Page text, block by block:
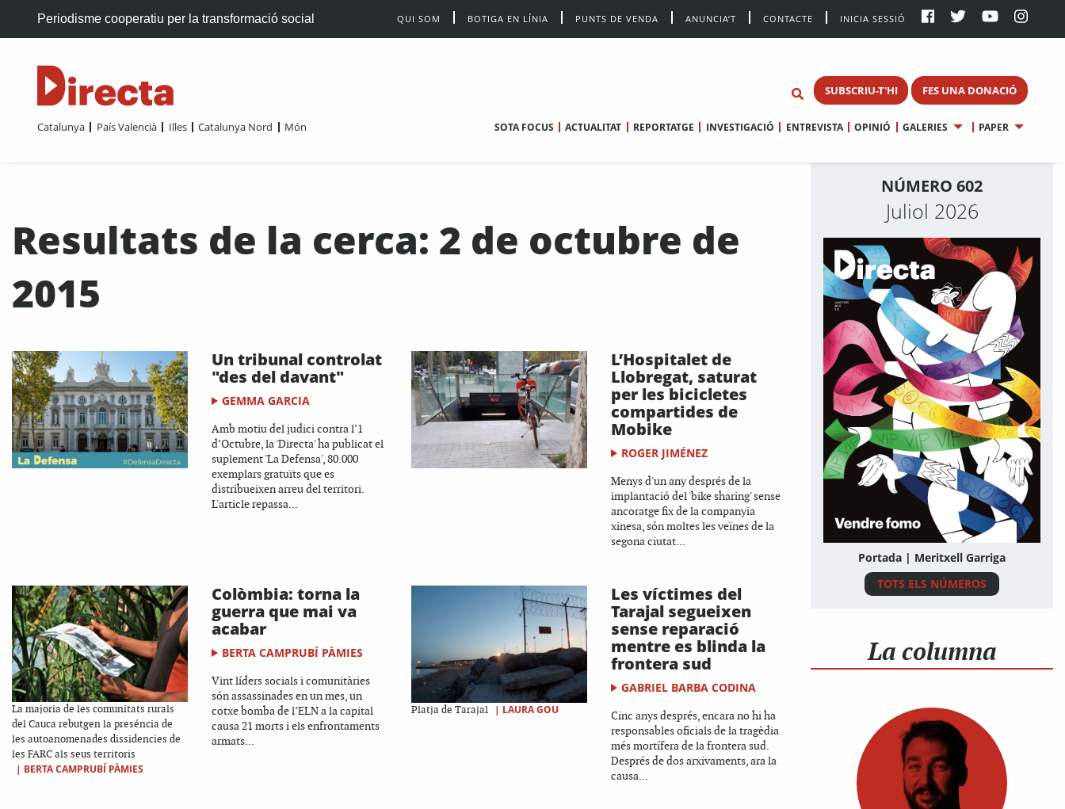
Periodisme cooperatiu per la transformació social QUI SOM BOTIGA EN LÍNIA PUNTS DE VENDA ANUNCIA’T CONTACTE INICIA SESSIÓ
SUBSCRIU-T'HI FES UNA DONACIÓ
Catalunya País Valencià Illes Catalunya Nord Món SOTA FOCUS ACTUALITAT REPORTATGE INVESTIGACIÓ ENTREVISTA OPINIÓ GALERIES PAPER
Resultats de la cerca: 2 de octubre de
2015
Un tribunal controlat
"des del davant"
GEMMA GARCIA
Amb motiu del judici contra l’1
d’Octubre, la 'Directa' ha publicat el
suplement 'La Defensa', 80.000
exemplars gratuïts que es
distribueixen arreu del territori.
L'article repassa...
L’Hospitalet de
Llobregat, saturat
per les bicicletes
compartides de
Mobike
ROGER JIMÉNEZ
Menys d'un any després de la
implantació del 'bike sharing' sense
ancoratge fix de la companyia
xinesa, són moltes les veïnes de la
segona ciutat...
La majoria de les comunitats rurals
del Cauca rebutgen la preséncia de
les autoanomenades dissidencies de
les FARC als seus territoris
| BERTA CAMPRUBÍ PÀMIES
Colòmbia: torna la
guerra que mai va
acabar
BERTA CAMPRUBÍ PÀMIES
Vint líders socials i comunitàries
són assassinades en un mes, un
cotxe bomba de l’ELN a la capital
causa 21 morts i els enfrontaments
armats...
Platja de Tarajal | LAURA GOU
Les víctimes del
Tarajal segueixen
sense reparació
mentre es blinda la
frontera sud
GABRIEL BARBA CODINA
Cinc anys després, encara no hi ha
responsables oficials de la tragèdia
més mortífera de la frontera sud.
Després de dos arxivaments, ara la
causa...
NÚMERO 602
Juliol 2026
Portada | Meritxell Garriga
TOTS ELS NÚMEROS
La columna